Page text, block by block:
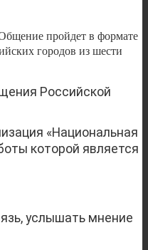
пройдет в формате
городов из шести
Российской
«Национальная
которой является
услышать мнение